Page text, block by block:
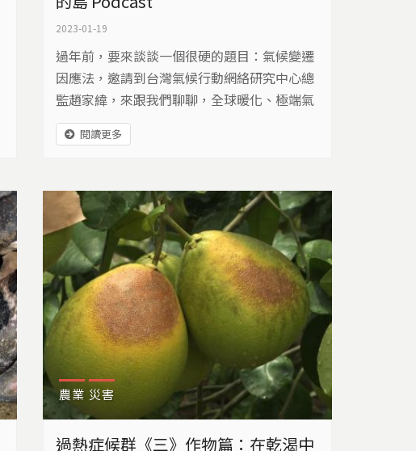
2023-01-19
過年前，要來談談一個很硬的題目：氣候變遷
因應法，邀請到台灣氣候行動網絡研究中心總
監趙家緯，來跟我們聊聊，全球暖化、極端氣
候、碳交易、碳中和、淨零排放、碳邊境調整
機制(CBAM)、碳費、碳稅…這一堆的名詞，
立法院三讀通過：氣候變遷因應法，這個法案
原本叫做溫室氣體減量管理法，除了改變名稱
外。最大的立法重點是2050年台灣要達成淨零
排放；...
閱讀更多
農業 災害
過熱症候群《三》作物篇：在乾渴中